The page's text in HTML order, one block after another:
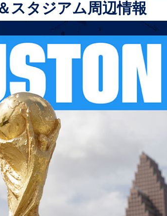
スタジアム周辺情報